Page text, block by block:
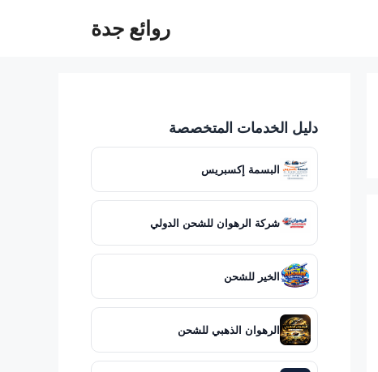
روائع جدة
دليل الخدمات المتخصصة
البسمة إكسبريس
شركة الرهوان للشحن الدولي
الخير للشحن
الرهوان الذهبي للشحن